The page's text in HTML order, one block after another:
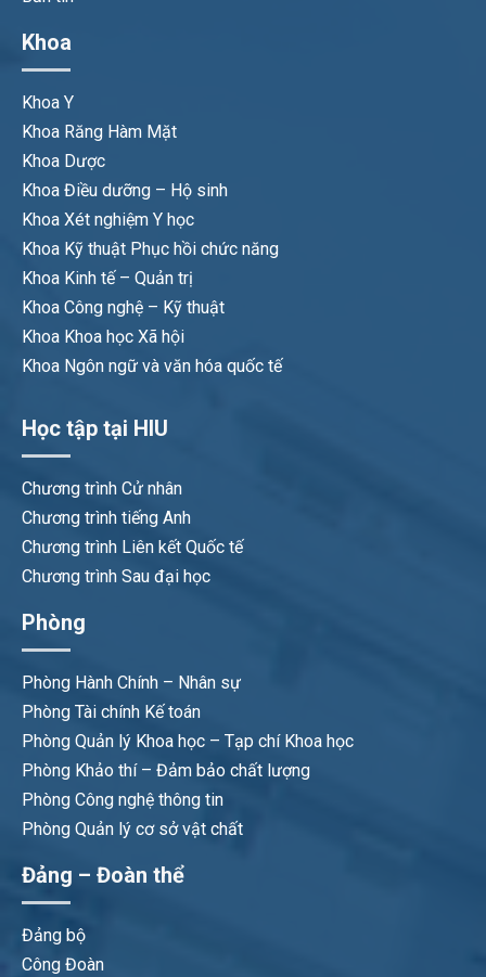
Khoa
Khoa Y
Khoa Răng Hàm Mặt
Khoa Dược
Khoa Điều dưỡng – Hộ sinh
Khoa Xét nghiệm Y học
Khoa Kỹ thuật Phục hồi chức năng
Khoa Kinh tế – Quản trị
Khoa Công nghệ – Kỹ thuật
Khoa Khoa học Xã hội
Khoa Ngôn ngữ và văn hóa quốc tế
Học tập tại HIU
Chương trình Cử nhân
Chương trình tiếng Anh
Chương trình Liên kết Quốc tế
Chương trình Sau đại học
Phòng
Phòng Hành Chính – Nhân sự
Phòng Tài chính Kế toán
Phòng Quản lý Khoa học – Tạp chí Khoa học
Phòng Khảo thí – Đảm bảo chất lượng
Phòng Công nghệ thông tin
Phòng Quản lý cơ sở vật chất
Đảng – Đoàn thể
Đảng bộ
Công Đoàn